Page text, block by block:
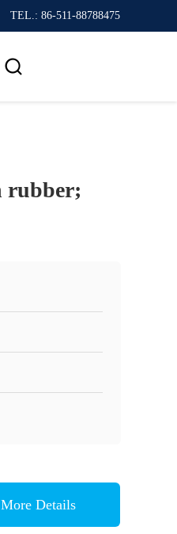
TEL.: 86-511-88788475

rubber;
Details